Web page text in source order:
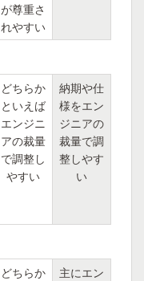
が尊重さ
れやすい
どちらか
といえば
エンジニ
アの裁量
で調整し
やすい
納期や仕
様をエン
ジニアの
裁量で調
整しやす
い
どちらか
主にエン